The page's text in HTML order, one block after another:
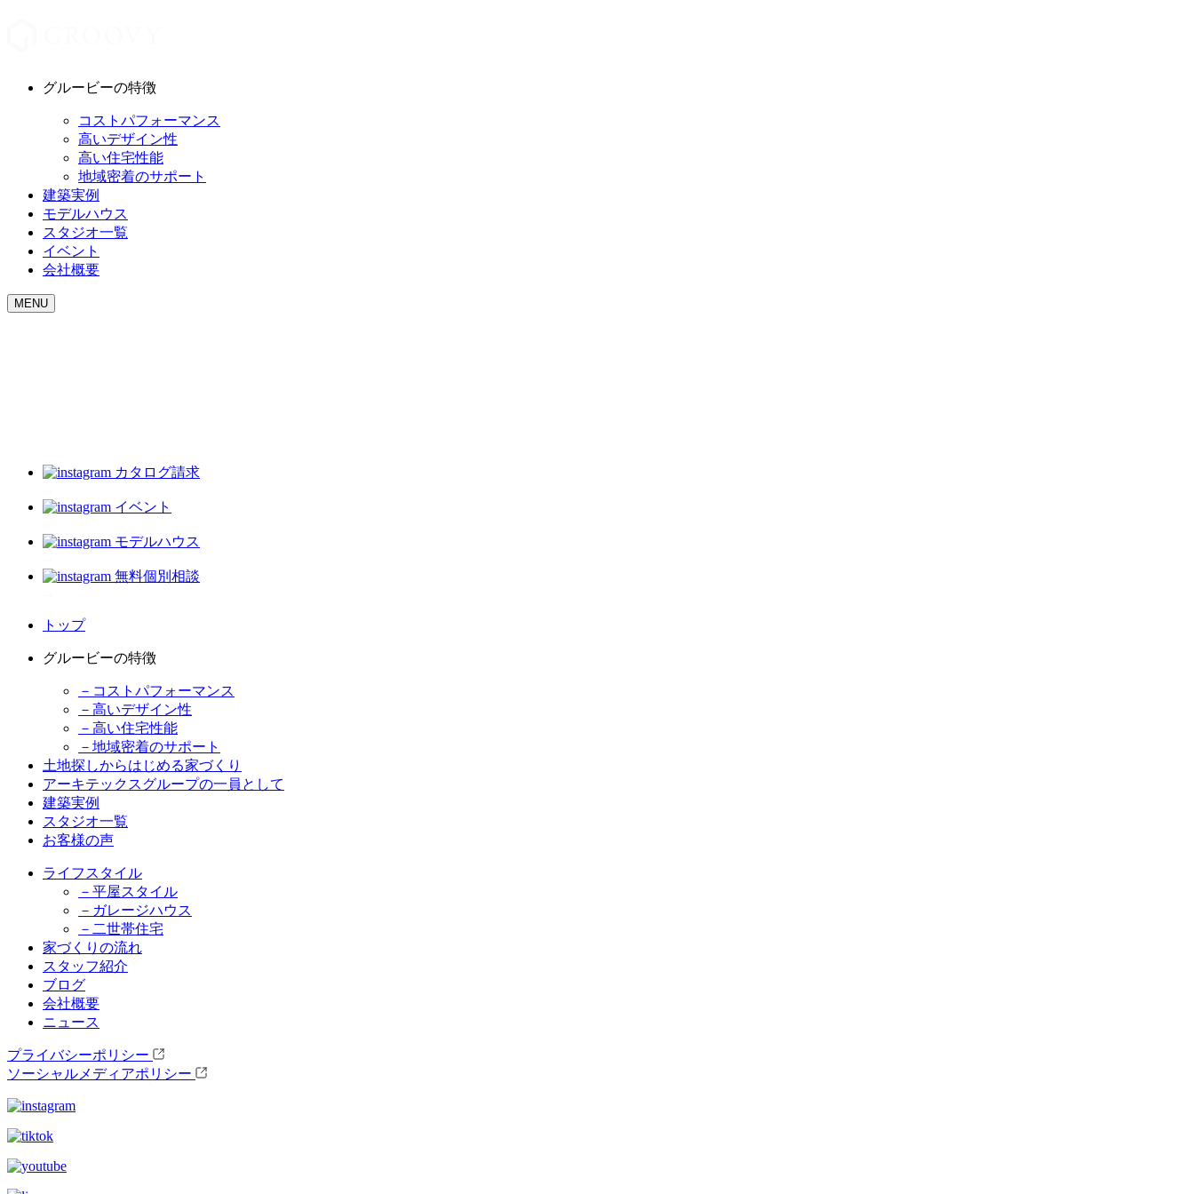
グルービーの特徴
コストパフォーマンス
高いデザイン性
高い住宅性能
地域密着のサポート
建築実例
モデルハウス
スタジオ一覧
イベント
会社概要
MENU
カタログ請求
イベント
モデルハウス
無料個別相談
トップ
グルービーの特徴
－コストパフォーマンス
－高いデザイン性
－高い住宅性能
－地域密着のサポート
土地探しからはじめる家づくり
アーキテックスグループの一員として
建築実例
スタジオ一覧
お客様の声
ライフスタイル
－平屋スタイル
－ガレージハウス
－二世帯住宅
家づくりの流れ
スタッフ紹介
ブログ
会社概要
ニュース
プライバシーポリシー
ソーシャルメディアポリシー